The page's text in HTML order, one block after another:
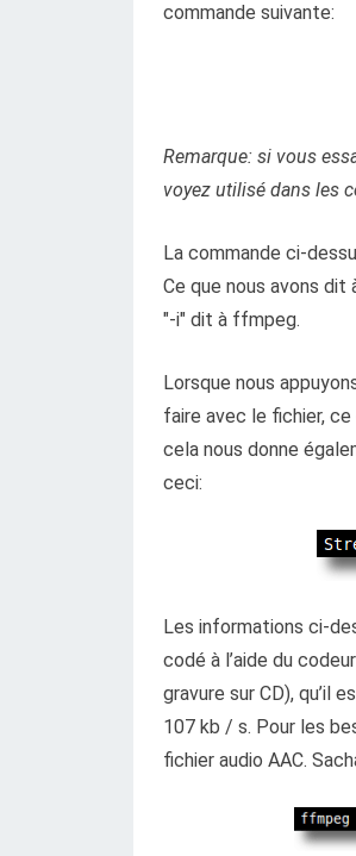
commande suivante:
Remarque: si vous
voyez utilisé dans les
La commande ci-
Ce que nous avons
"-i" dit à ffmpeg.
Lorsque nous
faire avec le fichier,
cela nous donne
ceci:
Les informations ci-
codé à l’aide du
gravure sur CD), qu’il
107 kb / s. Pour les
fichier audio AAC.